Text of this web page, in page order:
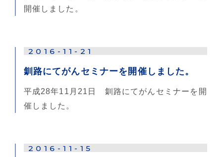
開催しました。
2016-11-21
釧路にてがんセミナーを開催しました。
平成28年11月21日 釧路にてがんセミナーを開
催しました。
2016-11-15